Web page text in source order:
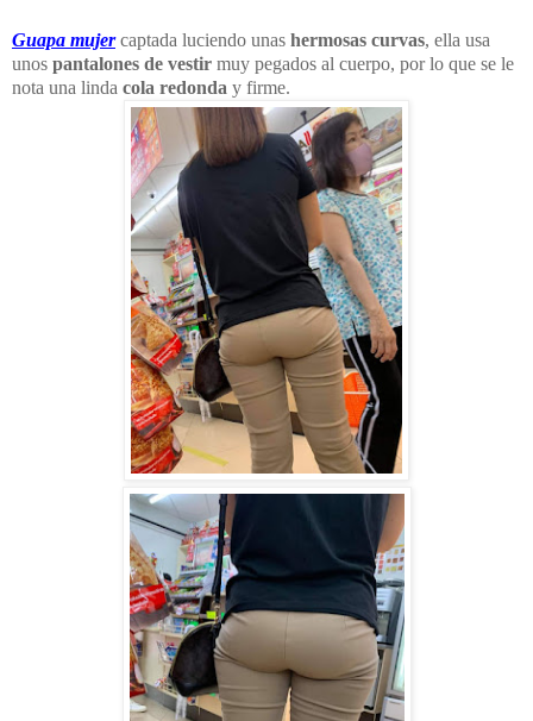
Guapa mujercaptada luciendo unas hermosas curvas, ella usa
unos pantalones de vestir muy pegados al cuerpo, por lo que se le
nota una linda cola redonda y firme.